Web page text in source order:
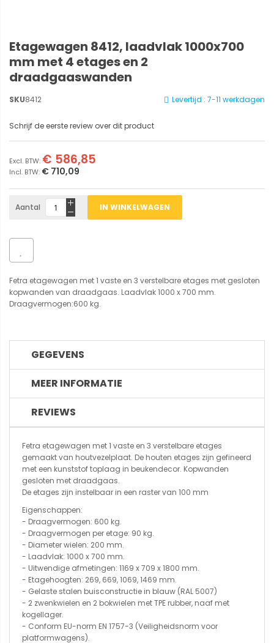
Etagewagen 8412, laadvlak 1000x700
mm met 4 etages en 2
draadgaaswanden
Levertijd : 7-11 werkdagen
SKU8412
Schrijf de eerste review over dit product
€ 710,09
€ 586,85
Aantal IN WINKELWAGEN
Fetra etagewagen met 1 vaste en 3 verstelbare etages met gesloten
kopwanden van draadgaas. Laadvlak 1000 x 700 mm.
Draagvermogen:600 kg.
GEGEVENS
MEER INFORMATIE
REVIEWS
Fetra etagewagen met 1 vaste en 3 verstelbare etages
gemaakt van houtvezelplaat. De houten etages zijn gefineerd
met een kunststof toplaag in beukendecor. Kopwanden
gesloten met draadgaas.
De etages zijn instelbaar in een raster van 100 mm
Eigenschappen:
- Draagvermogen: 600 kg.
- Draagvermogen per etage: 90 kg.
- Diameter wielen: 200 mm.
- Laadvlak: 1000 x 700 mm.
- Uitwendige afmetingen: 1169 x 709 x 1800 mm.
- Etagehoogten: 269, 669, 1069, 1469 mm.
- Gelaste stalen buisconstructie in blauw (RAL 5007)
- 2 zwenkwielen en 2 bokwielen met TPE rubber, naaf met
kogellager.
- Conform EU-norm EN 1757-3 (Veiligheidsnorm voor
platformwagens).